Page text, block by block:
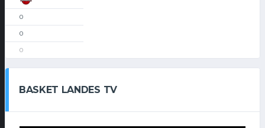
0
0
0
BASKET LANDES TV